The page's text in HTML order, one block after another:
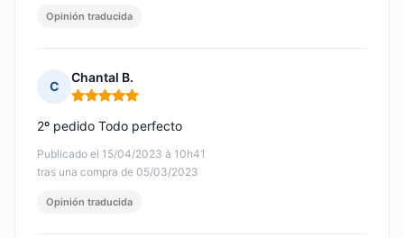
Opinión traducida
C
Chantal B.
Nota: 5 de 5
Publicado el 15/04/2023 à 10h41
tras una compra de 05/03/2023
2º pedido Todo perfecto
Opinión traducida